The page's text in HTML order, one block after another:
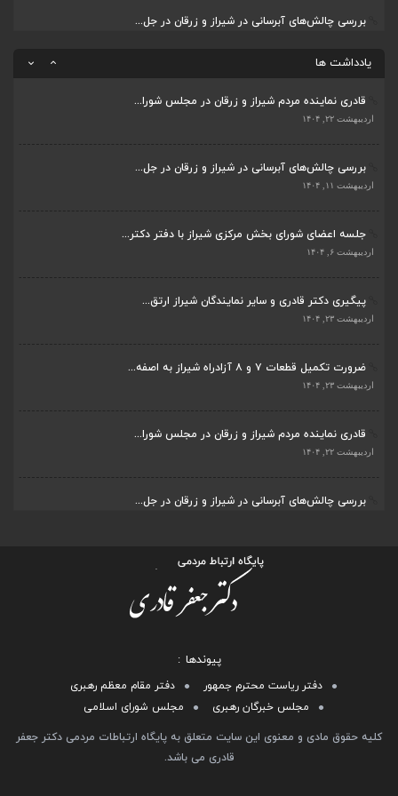
بررسی چالش‌های آبرسانی در شیراز و زرقان در جل...
یادداشت ها
قادری نماینده مردم شیراز و زرقان در مجلس شورا...
اردیبهشت ۲۲, ۱۴۰۴
بررسی چالش‌های آبرسانی در شیراز و زرقان در جل...
اردیبهشت ۱۱, ۱۴۰۴
جلسه اعضای شورای بخش مرکزی شیراز با دفتر دکتر...
اردیبهشت ۶, ۱۴۰۴
پیگیری دکتر قادری و سایر نمایندگان شیراز ارتق...
اردیبهشت ۲۳, ۱۴۰۴
ضرورت تکمیل قطعات ۷ و ۸ آزادراه شیراز به اصفه...
اردیبهشت ۲۳, ۱۴۰۴
قادری نماینده مردم شیراز و زرقان در مجلس شورا...
اردیبهشت ۲۲, ۱۴۰۴
بررسی چالش‌های آبرسانی در شیراز و زرقان در جل...
پیوندها
دفتر ریاست محترم جمهور
دفتر مقام معظم رهبری
مجلس خبرگان رهبری
مجلس شورای اسلامی
کلیه حقوق مادی و معنوی این سایت متعلق به پایگاه ارتباطات مردمی دکتر جعفر
قادری می باشد.